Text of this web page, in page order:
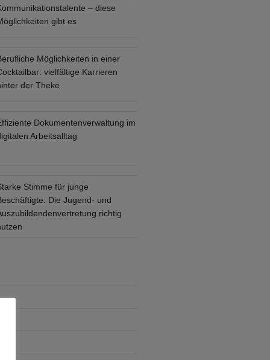
– diese
gibt es
Möglichkeiten in einer
vielfältige Karrieren
der Theke
Dokumentenverwaltung im
Arbeitsalltag
Stimme für junge
Die Jugend- und
richtig